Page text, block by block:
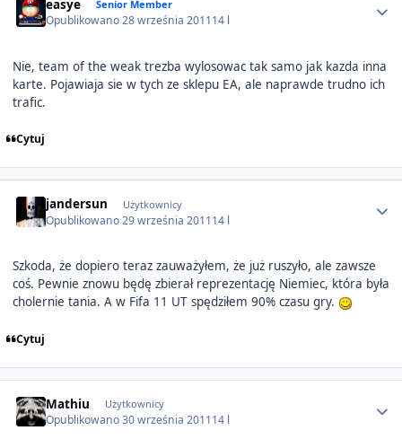
easye Senior Member
Opublikowano28 września 201114 l
Nie, team of the weak trezba wylosowac tak samo jak kazda inna
karte. Pojawiaja sie w tych ze sklepu EA, ale naprawde trudno ich
trafic.
Cytuj
jandersun Użytkownicy
Opublikowano29 września 201114 l
Szkoda, że dopiero teraz zauważyłem, że już ruszyło, ale zawsze
coś. Pewnie znowu będę zbierał reprezentację Niemiec, która była
cholernie tania. A w Fifa 11 UT spędziłem 90% czasu gry.
Cytuj
Mathiu Użytkownicy
Opublikowano30 września 201114 l